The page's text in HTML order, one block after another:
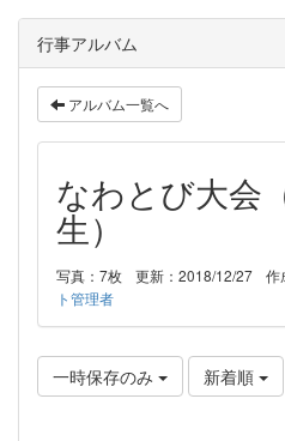
行事アルバム
アルバム一覧へ
なわとび大会
生）
写真：7枚 更新：2018/12/27 作
ト管理者
一時保存のみ 新着順